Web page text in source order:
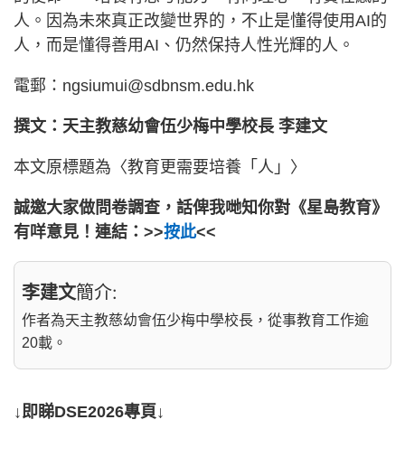
人。因為未來真正改變世界的，不止是懂得使用AI的
人，而是懂得善用AI、仍然保持人性光輝的人。
電郵： ngsiumui@sdbnsm.edu.hk
撰文：天主教慈幼會伍少梅中學校長 李建文
本文原標題為〈教育更需要培養「人」〉
誠邀大家做問卷調查，話俾我哋知你對《星島教育》
有咩意見！連結：>>按此<<
李建文簡介:
作者為天主教慈幼會伍少梅中學校長，從事教育工作逾
20載。
↓即睇DSE2026專頁↓